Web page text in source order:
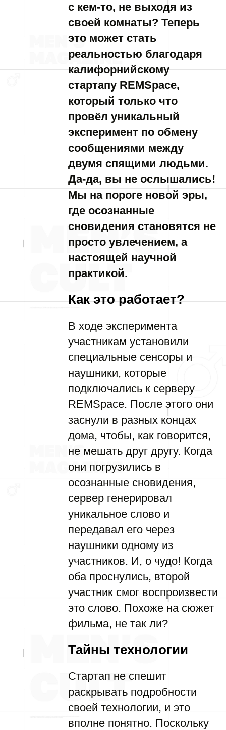
с кем-то, не выходя из
своей комнаты? Теперь
это может стать
реальностью благодаря
калифорнийскому
стартапу REMSpace,
который только что
провёл уникальный
эксперимент по обмену
сообщениями между
двумя спящими людьми.
Да-да, вы не ослышались!
Мы на пороге новой эры,
где осознанные
сновидения становятся не
просто увлечением, а
настоящей научной
практикой.
Как это работает?
В ходе эксперимента
участникам установили
специальные сенсоры и
наушники, которые
подключались к серверу
REMSpace. После этого они
заснули в разных концах
дома, чтобы, как говорится,
не мешать друг другу. Когда
они погрузились в
осознанные сновидения,
сервер генерировал
уникальное слово и
передавал его через
наушники одному из
участников. И, о чудо! Когда
оба проснулись, второй
участник смог воспроизвести
это слово. Похоже на сюжет
фильма, не так ли?
Тайны технологии
Стартап не спешит
раскрывать подробности
своей технологии, и это
вполне понятно. Поскольку